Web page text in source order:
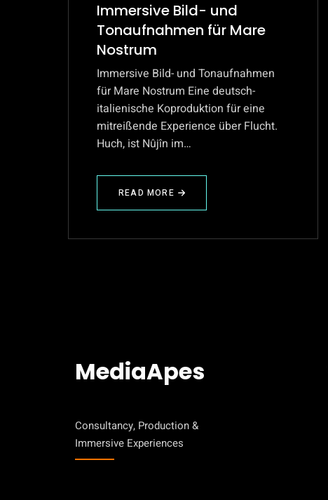
Immersive Bild- und
Tonaufnahmen für Mare
Nostrum
Immersive Bild- und Tonaufnahmen
für Mare Nostrum Eine deutsch-
italienische Koproduktion für eine
mitreißende Experience über Flucht.
Huch, ist Nûjîn im…
READ MORE
ABOUT
IMMERSIVE
UND
MediaApes
Consultancy, Production &
Immersive Experiences